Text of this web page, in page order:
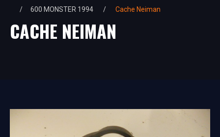
600 MONSTER 1994
Cache Neiman
CACHE NEIMAN